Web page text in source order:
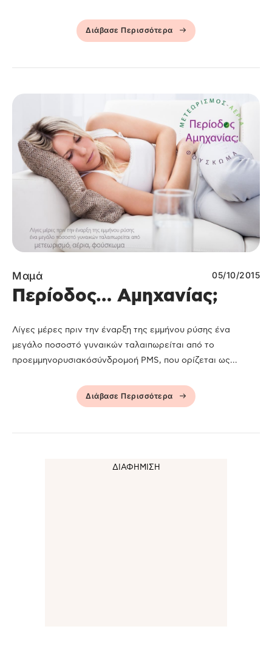
Διάβασε Περισσότερα
Μαμά 05/10/2015
Περίοδος… Αμηχανίας;
Λίγες μέρες πριν την έναρξη της εμμήνου ρύσης ένα
μεγάλο ποσοστό γυναικών ταλαιπωρείται από το
προεμμηνορυσιακόσύνδρομοή PMS, που ορίζεται ως...
Διάβασε Περισσότερα